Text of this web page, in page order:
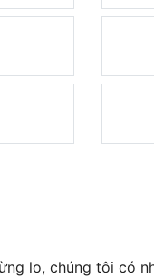
lo, chúng tôi có